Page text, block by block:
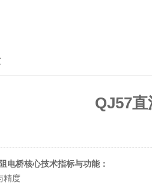
QJ57
电桥核心技术指标与功能：
精度